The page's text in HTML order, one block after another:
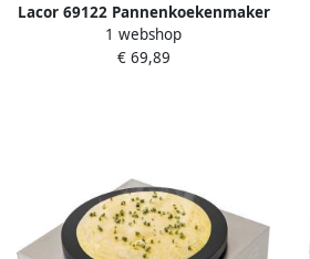
Lacor 69122 Pannenkoekenmaker
Crêpe maker
1 webshop
€ 69,89